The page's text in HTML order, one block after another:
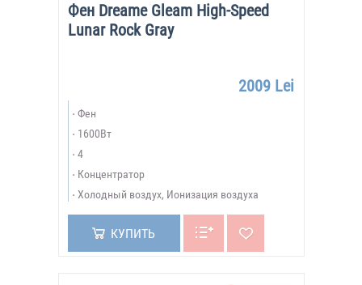
Фен Dreame Gleam High-Speed
Lunar Rock Gray
2009 Lei
Фен
1600Вт
4
Концентратор
Холодный воздух, Ионизация воздуха
КУПИТЬ